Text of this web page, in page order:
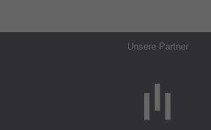
Unsere Partner